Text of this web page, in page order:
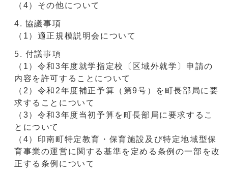
（4）その他について
協議事項
（1）適正規模説明会について
付議事項
（1）令和3年度就学指定校〔区域外就学〕申請の
内容を許可することについて
（2）令和2年度補正予算（第9号）を町長部局に要
求することについて
（3）令和3年度当初予算を町長部局に要求するこ
とについて
（4）印南町特定教育・保育施設及び特定地域型保
育事業の運営に関する基準を定める条例の一部を改
正する条例について